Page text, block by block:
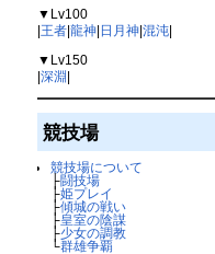
▼Lv100
王者| 龍神| 日月神| 混沌|
▼Lv150
|深淵|
競技場
競技場について
├闘技場
├姫プレイ
├傾城の戦い
├皇室の陰謀
├少女の調教
└群雄争覇